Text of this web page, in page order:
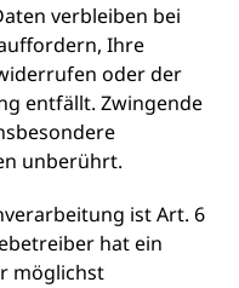
verbleiben bei
Ihre
oder der
entfällt. Zwingende
unberührt.
ist Art. 6
hat ein
möglichst